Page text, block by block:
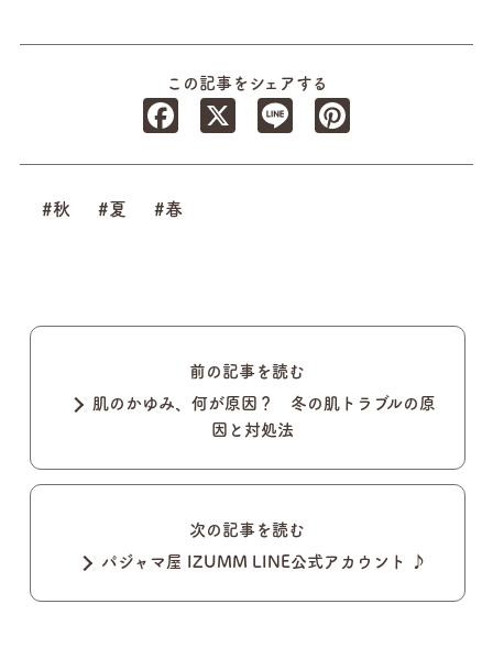
この記事をシェアする
Facebook
Line
#秋 #夏 #春
前の記事を読む
肌のかゆみ、何が原因？ 冬の肌トラブルの原
因と対処法
次の記事を読む
パジャマ屋 IZUMM LINE公式アカウント ♪